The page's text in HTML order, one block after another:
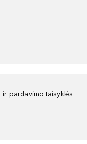
ir pardavimo taisyklės